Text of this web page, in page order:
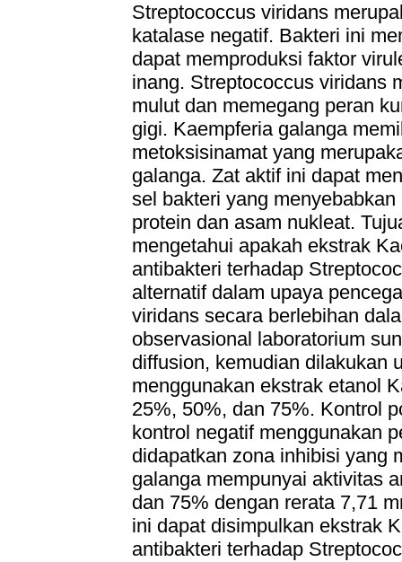
Streptococcus viridans
katalase negatif. Bakteri ini
dapat memproduksi faktor
inang. Streptococcus viridans
mulut dan memegang peran
gigi. Kaempferia galanga
metoksisinamat yang
galanga. Zat aktif ini dapat
sel bakteri yang
protein dan asam nukleat.
mengetahui apakah ekstrak
antibakteri terhadap
alternatif dalam upaya
viridans secara berlebihan
observasional laboratorium
diffusion, kemudian dilakukan
menggunakan ekstrak etanol
25%, 50%, dan 75%. Kontrol
kontrol negatif menggunakan
didapatkan zona inhibisi yang
galanga mempunyai aktivitas
dan 75% dengan rerata 7,71
ini dapat disimpulkan ekstrak
antibakteri terhadap